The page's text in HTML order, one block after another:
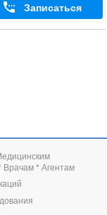
Записаться
Врачам * Агентам